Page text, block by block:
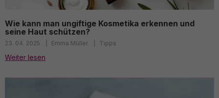
Wie kann man ungiftige Kosmetika erkennen und
seine Haut schützen?
23. 04. 2025 Emma Müller Tipps
Weiter lesen